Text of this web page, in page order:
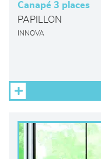
Canapé 3 places
PAPILLON
INNOVA